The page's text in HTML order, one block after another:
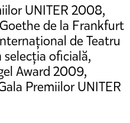
UNITER 2008,
de la Frankfurt
de Teatru
oficială,
Award 2009,
Premiilor UNITER